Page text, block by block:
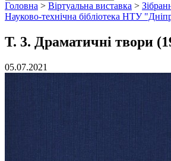
Головна > Віртуальна виставка >
Науково-технічна бібліотека НТУ
Т. 3. Драматичні твори
05.07.2021